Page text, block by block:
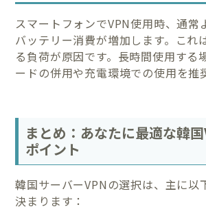
スマートフォンでVPN使用時、通
バッテリー消費が増加します。これ
る負荷が原因です。長時間使用する
ードの併用や充電環境での使用を推
まとめ：あなたに最適な韓
ポイント
韓国サーバーVPNの選択は、主に以
決まります：